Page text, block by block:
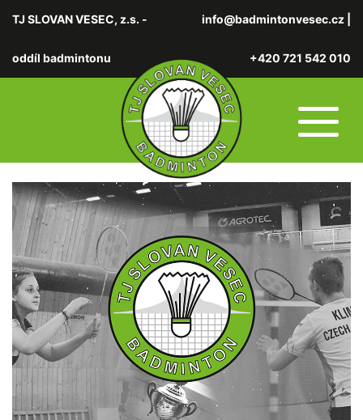
TJ SLOVAN VESEC, z.s. -
oddíl badmintonu
info@badmintonvesec.cz
+420 721 542 010